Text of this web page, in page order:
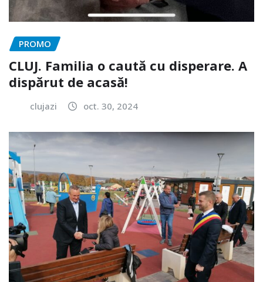
PROMO
CLUJ. Familia o caută cu disperare. A
dispărut de acasă!
clujazi oct. 30, 2024